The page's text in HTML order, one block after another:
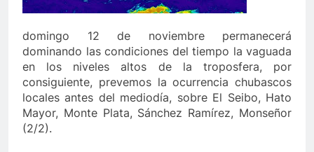
domingo 12 de noviembre permanecerá
dominando las condiciones del tiempo la vaguada
en los niveles altos de la troposfera, por
consiguiente, prevemos la ocurrencia chubascos
locales antes del mediodía, sobre El Seibo, Hato
Mayor, Monte Plata, Sánchez Ramírez, Monseñor
(2/2).